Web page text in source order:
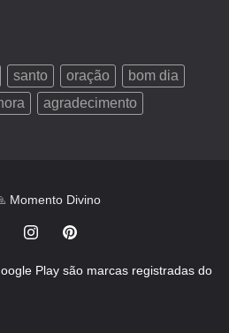
santo oração
bom dia
agradecimento
Momento Divino
Play são marcas registradas do